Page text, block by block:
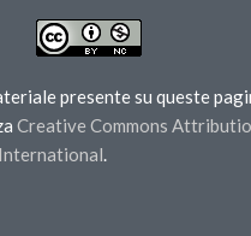
presente su queste
Creative Commons
.